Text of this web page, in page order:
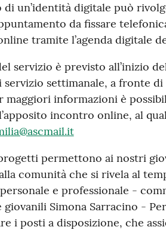
di un’identità digitale può
da fissare
tramite l’agenda digitale
servizio è previsto all’inizio
servizio settimanale, a fronte
maggiori informazioni è
incontro online, al
permettono ai nostri
comunità che si rivela al
e professionale -
Simona Sarracino -
i posti a disposizione, che